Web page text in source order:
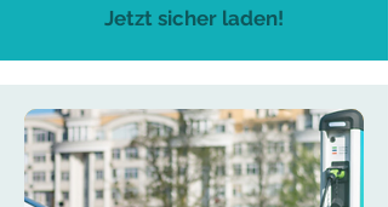
Jetzt sicher laden!